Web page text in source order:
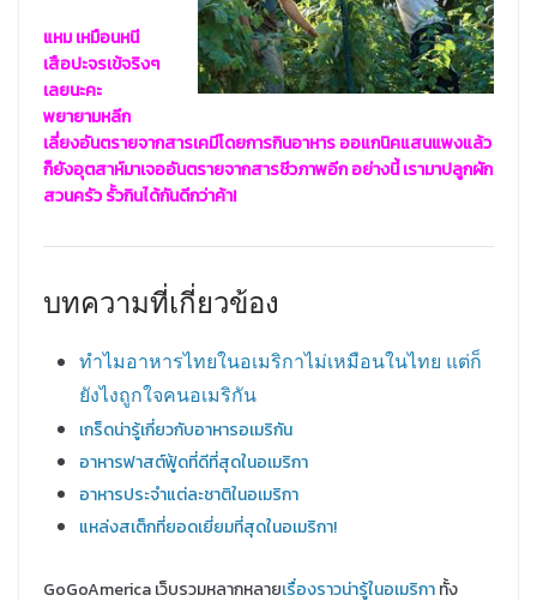
แหม เหมือนหนี
เสือปะจรเข้จริงๆ
เลยนะคะ
พยายามหลีก
เลี่ยงอันตรายจากสารเคมีโดยการกินอาหาร ออแกนิคแสนแพงแล้ว
ก็ยังอุตสาห์มาเจออันตรายจากสารชีวภาพอีก อย่างนี้ เรามาปลูกผัก
สวนครัว รั้วกินได้กันดีกว่าค้า!
บทความที่เกี่ยวข้อง
ทำไมอาหารไทยในอเมริกาไม่เหมือนในไทย แต่ก็
ยังไงถูกใจคนอเมริกัน
เกร็ดน่ารู้เกี่ยวกับอาหารอเมริกัน
อาหารฟาสต์ฟู้ดที่ดีที่สุดในอเมริกา
อาหารประจำแต่ละชาติในอเมริกา
แหล่งสเต็กที่ยอดเยี่ยมที่สุดในอเมริกา!
GoGoAmerica เว็บรวมหลากหลายเรื่องราวน่ารู้ในอเมริกาทั้ง